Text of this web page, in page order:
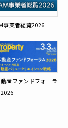
事業者総覧2026
産ファンドフォーラ